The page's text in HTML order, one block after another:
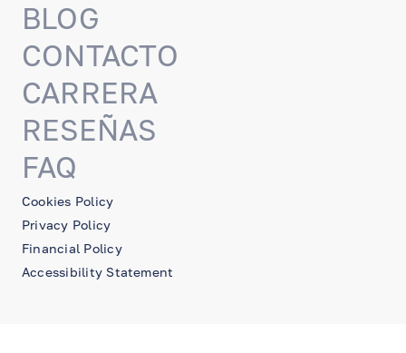
Cookies Policy
Privacy Policy
Financial Policy
Accessibility Statement
BLOG
CONTACTO
CARRERA
RESEÑAS
FAQ